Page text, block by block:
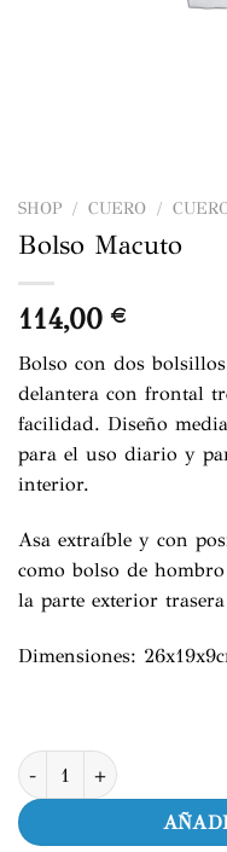
SHOP / CUERO /
Bolso Macuto
114,00 €
Bolso con dos
delantera con frontal
facilidad. Diseño
para el uso diario y
interior.
Asa extraíble y con
como bolso de
la parte exterior
Dimensiones:
Bolso Macuto cantidad